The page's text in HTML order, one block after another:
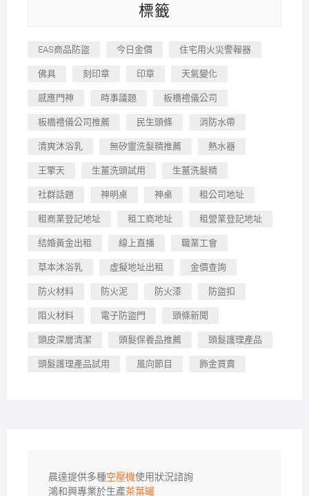
標籤
EAS商品防盜 今日金價 住宅用火災警報器
佛具 刻印章 印章 天氣變化
感應門神 時事議題 板橋禮儀公司
板橋禮儀公司推薦 民生頭條 消防水帶
清爽沐浴乳 無矽靈洗髮精推薦 熱水器
王擎天 生薑洗頭試用 生薑洗髮精
社群話題 神明桌 神桌 租公司地址
租商業登記地址 租工商地址 租營業登記地址
結婚黃金出租 線上直播 職業工會
草本沐浴乳 虛擬地址出租 金價查詢
防火材料 防火泥 防火漆 防盜扣
阻火材料 電子防盜門 頭條新聞
頭皮深層清潔 頭髮保養品推薦 頭髮護理產品
頭髮護理產品試用 風向節目 飾金買賣
晨達提供多種空壓機使用狀況諮詢
鴻和興專業於生產茶葉罐